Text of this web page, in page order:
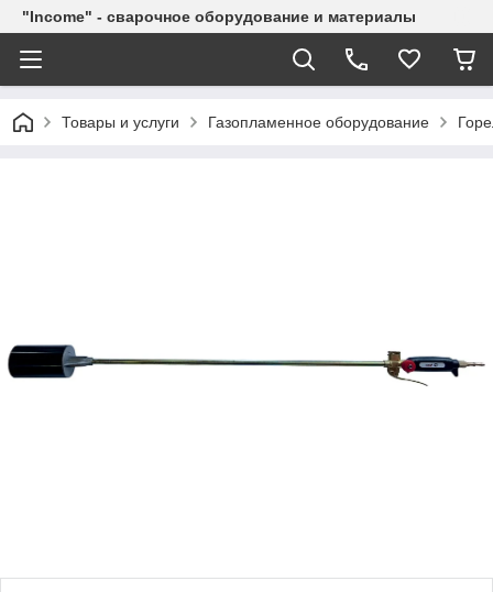
"Income" - сварочное оборудование и материалы
Товары и услуги Газопламенное оборудование